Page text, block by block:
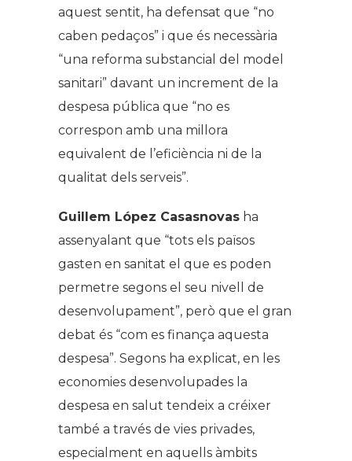
aquest sentit, ha defensat que “no
caben pedaços” i que és necessària
“una reforma substancial del model
sanitari” davant un increment de la
despesa pública que “no es
correspon amb una millora
equivalent de l’eficiència ni de la
qualitat dels serveis”.
Guillem López Casasnovas ha
assenyalant que “tots els països
gasten en sanitat el que es poden
permetre segons el seu nivell de
desenvolupament”, però que el gran
debat és “com es finança aquesta
despesa”. Segons ha explicat, en les
economies desenvolupades la
despesa en salut tendeix a créixer
també a través de vies privades,
especialment en aquells àmbits